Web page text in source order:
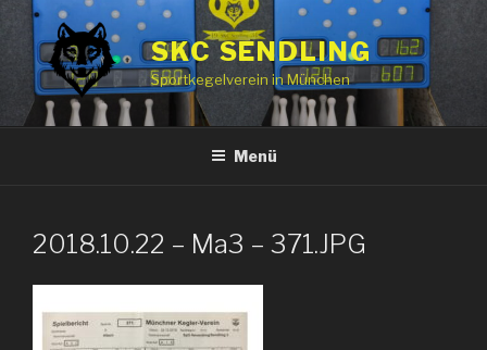
springen
SKC SENDLING
Sportkegelverein in München
Menü
2018.10.22 – Ma3 – 371.JPG